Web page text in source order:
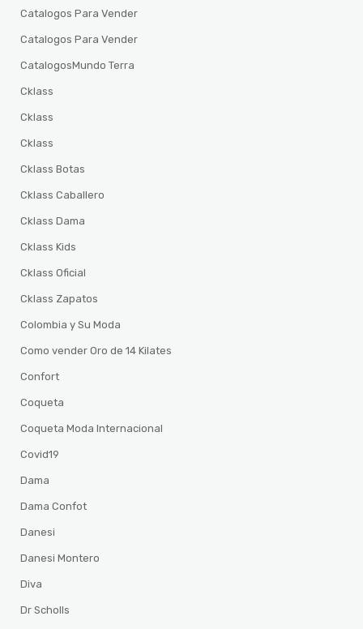
Catalogos Para Vender
Catalogos Para Vender
CatalogosMundo Terra
Cklass
Cklass
Cklass
Cklass Botas
Cklass Caballero
Cklass Dama
Cklass Kids
Cklass Oficial
Cklass Zapatos
Colombia y Su Moda
Como vender Oro de 14 Kilates
Confort
Coqueta
Coqueta Moda Internacional
Covid19
Dama
Dama Confot
Danesi
Danesi Montero
Diva
Dr Scholls